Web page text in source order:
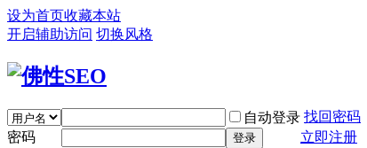
设为首页收藏本站
开启辅助访问 切换风格
自动登录 找回密码
密码
登录
立即注册